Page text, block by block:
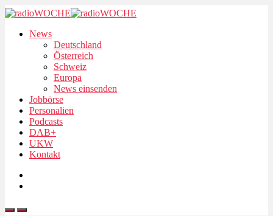
News
Deutschland
Österreich
Schweiz
Europa
News einsenden
Jobbörse
Personalien
Podcasts
DAB+
UKW
Kontakt